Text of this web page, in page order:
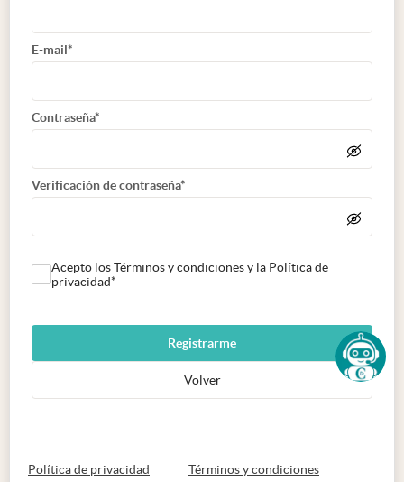
E-mail*
Contraseña*
Verificación de contraseña*
Acepto los Términos y condiciones y la Política de
privacidad*
Registrarme
Volver
Política de privacidad abre en nueva pestaña
Términos y condicionesabre en nueva